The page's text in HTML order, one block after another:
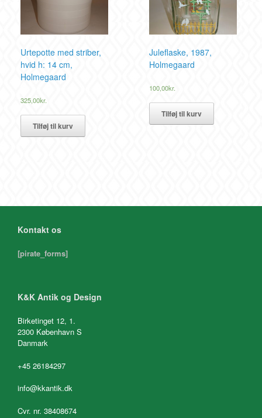
Urtepotte med striber,
hvid h: 14 cm,
Holmegaard
325,00kr.
Tilføj til kurv
Juleflaske, 1987,
Holmegaard
100,00kr.
Tilføj til kurv
Kontakt os
[pirate_forms]
K&K Antik og Design
Birketinget 12, 1.
2300 København S
Danmark
+45 26184297
info@kkantik.dk
Cvr. nr. 38408674